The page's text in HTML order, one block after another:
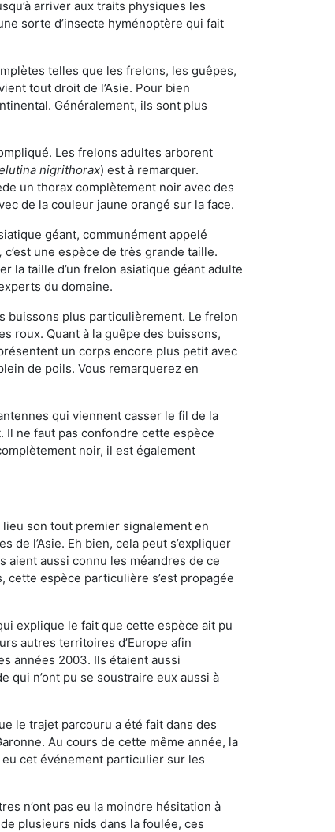
arriver aux traits physiques les
sorte d’insecte hyménoptère qui fait
telles que les frelons, les guêpes,
tout droit de l’Asie. Pour bien
Généralement, ils sont plus
Les frelons adultes arborent
nigrithorax) est à remarquer.
un thorax complètement noir avec des
de la couleur jaune orangé sur la face.
géant, communément appelé
, c’est une espèce de très grande taille.
la taille d’un frelon asiatique géant adulte
du domaine.
buissons plus particulièrement. Le frelon
roux. Quant à la guêpe des buissons,
un corps encore plus petit avec
de poils. Vous remarquerez en
qui viennent casser le fil de la
ne faut pas confondre cette espèce
noir, il est également
lieu son tout premier signalement en
de l’Asie. Eh bien, cela peut s’expliquer
aient aussi connu les méandres de ce
cette espèce particulière s’est propagée
explique le fait que cette espèce ait pu
autres territoires d’Europe afin
années 2003. Ils étaient aussi
qui n’ont pu se soustraire eux aussi à
le trajet parcouru a été fait dans des
Au cours de cette même année, la
eu cet événement particulier sur les
n’ont pas eu la moindre hésitation à
plusieurs nids dans la foulée, ces